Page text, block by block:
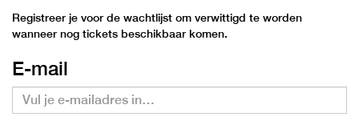
Registreer je voor de wachtlijst om verwittigd te worden
wanneer nog tickets beschikbaar komen.
E-mail